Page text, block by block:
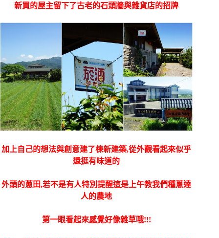
新買的屋主留下了古老的石頭牆與雜貨店的招牌
加上自己的想法與創意建了棟新建築,從外觀看起來似乎
還挺有味道的
外頭的蔥田,若不是有人特別提醒這是上午教我們種蔥達
人的農地
第一眼看起來感覺好像雜草哦!!!